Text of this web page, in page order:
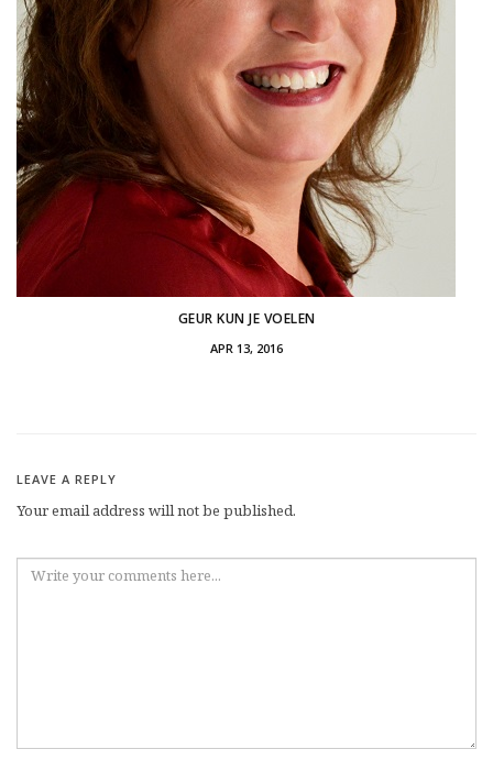
GEUR KUN JE VOELEN
APR 13, 2016
LEAVE A REPLY
Your email address will not be published.